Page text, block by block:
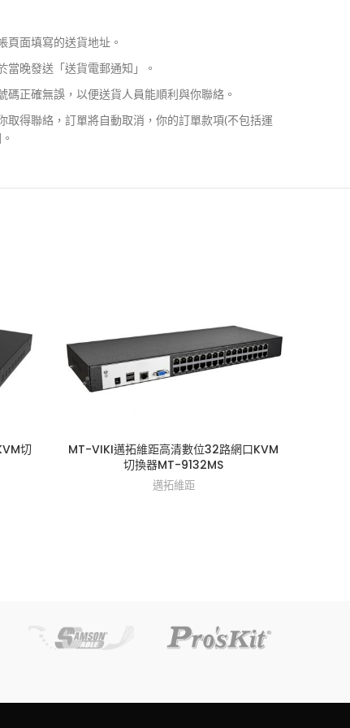
頁面填寫的送貨地址。
當晚發送「送貨電郵通知」。
正確無誤，以便送貨人員能順利與你聯絡。
取得聯絡，訂單將自動取消，你的訂單款項(不包括運
切
MT-VIKI邁拓維距高清數位32路網口KVM
切換器MT-9132MS
邁拓維距